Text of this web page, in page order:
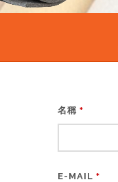
名稱 *
E-MAIL *